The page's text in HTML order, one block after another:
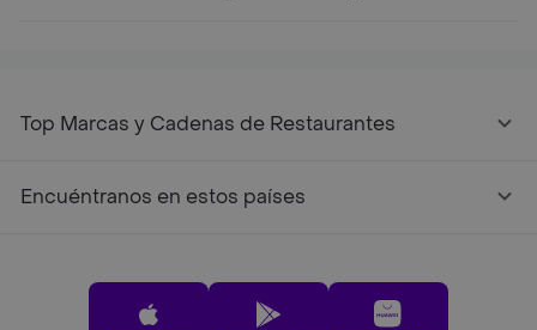
Top Marcas y Cadenas de Restaurantes
Encuéntranos en estos países